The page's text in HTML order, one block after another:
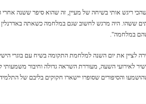
ריגש אותי בשיחה של מעיין, זה שהוא סיפר ששנה אחרי
ששהו. היה מרגש לחשוב שגם במלחמה כשאתה
במלחמה".
לציין את יום השנה למלחמת התקומה בשיח עם בוגרי
לאירועי השעה, מעוררת השראה גדולה וחיבור משמעותי
והסיפורים שסופרו יישארו חקוקים בליבם של